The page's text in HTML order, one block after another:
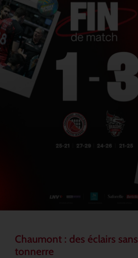
Chaumont : des éclairs sans
tonnerre